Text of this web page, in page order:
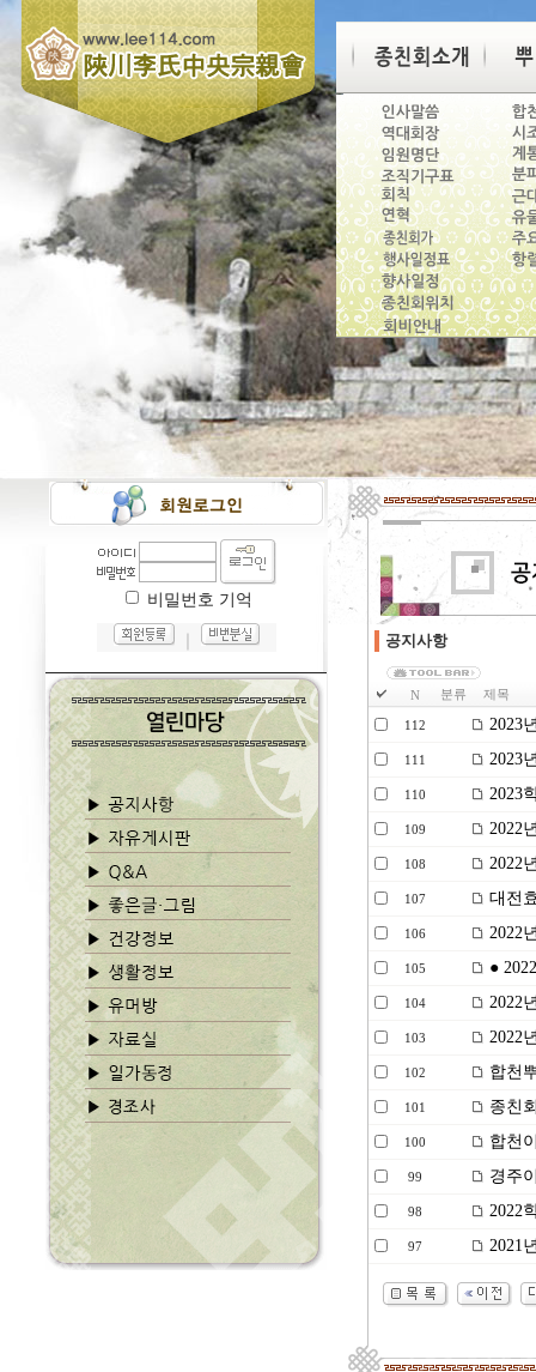
비밀번호 기억
공지사항
N 분류 제목
112 2023
111 2023
110 2023
109 2022
108 2022
107 대전
106 2022
105 ●
104 2022
103 2022
102 합천
101 종친
100 합천
99 경주
98 2022
97 2021